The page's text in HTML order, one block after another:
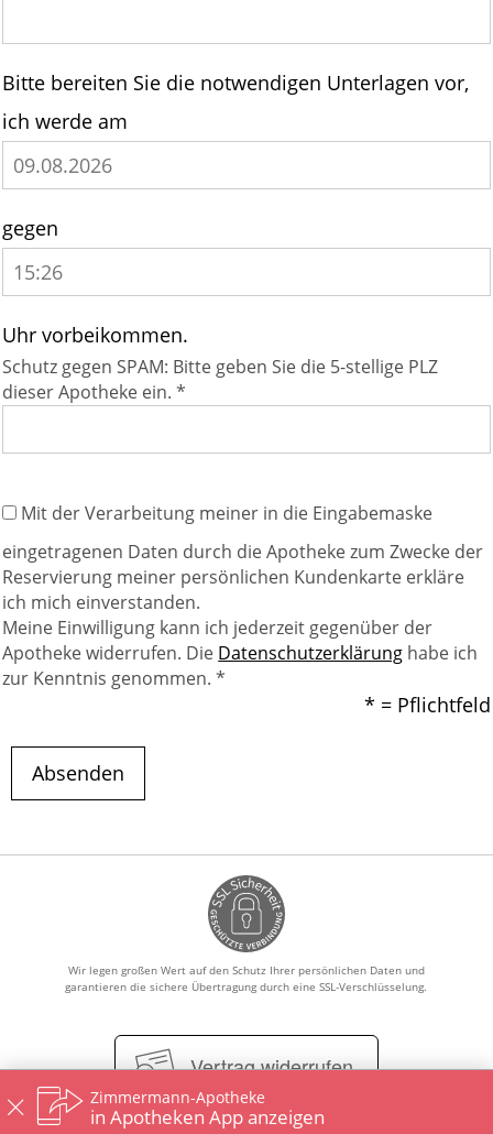
Bitte bereiten Sie die notwendigen Unterlagen vor,
ich werde am
gegen
Uhr vorbeikommen.
Schutz gegen SPAM: Bitte geben Sie die 5-stellige PLZ
dieser Apotheke ein. *
Mit der Verarbeitung meiner in die Eingabemaske
eingetragenen Daten durch die Apotheke zum Zwecke der
Reservierung meiner persönlichen Kundenkarte erkläre
ich mich einverstanden.
Meine Einwilligung kann ich jederzeit gegenüber der
Apotheke widerrufen. Die Datenschutzerklärung habe ich
zur Kenntnis genommen. *
* = Pflichtfeld
Absenden
Wir legen großen Wert auf den Schutz Ihrer persönlichen Daten und
garantieren die sichere Übertragung durch eine SSL-Verschlüsselung.
Vertrag widerrufen
Zimmermann-Apotheke
in Apotheken App anzeigen